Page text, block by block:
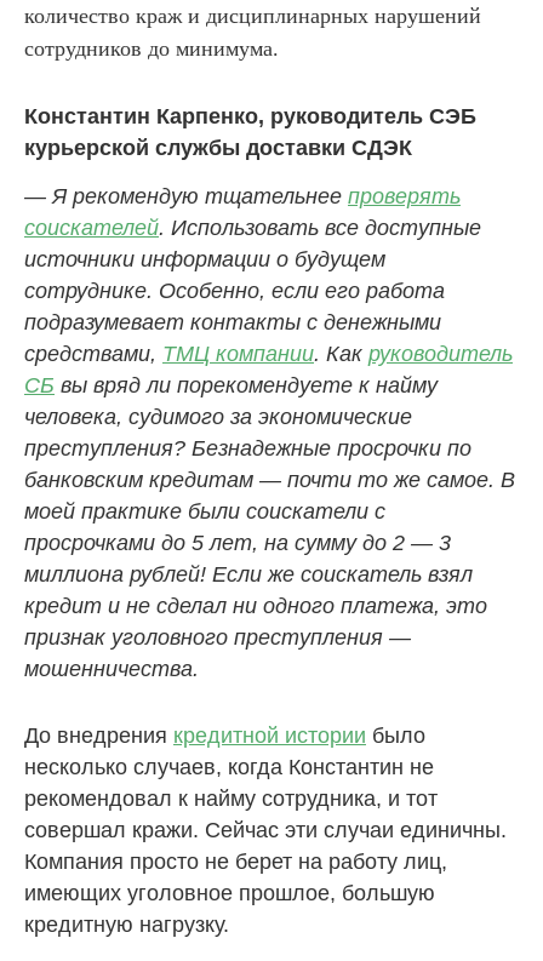
количество краж и дисциплинарных нарушений
сотрудников до минимума.
Константин Карпенко, руководитель СЭБ
курьерской службы доставки СДЭК
— Я рекомендую тщательнее проверять
соискателей. Использовать все доступные
источники информации о будущем
сотруднике. Особенно, если его работа
подразумевает контакты с денежными
средствами, ТМЦ компании. Как руководитель
СБ вы вряд ли порекомендуете к найму
человека, судимого за экономические
преступления? Безнадежные просрочки по
банковским кредитам — почти то же самое. В
моей практике были соискатели с
просрочками до 5 лет, на сумму до 2 — 3
миллиона рублей! Если же соискатель взял
кредит и не сделал ни одного платежа, это
признак уголовного преступления —
мошенничества.
До внедрения кредитной истории было
несколько случаев, когда Константин не
рекомендовал к найму сотрудника, и тот
совершал кражи. Сейчас эти случаи единичны.
Компания просто не берет на работу лиц,
имеющих уголовное прошлое, большую
кредитную нагрузку.